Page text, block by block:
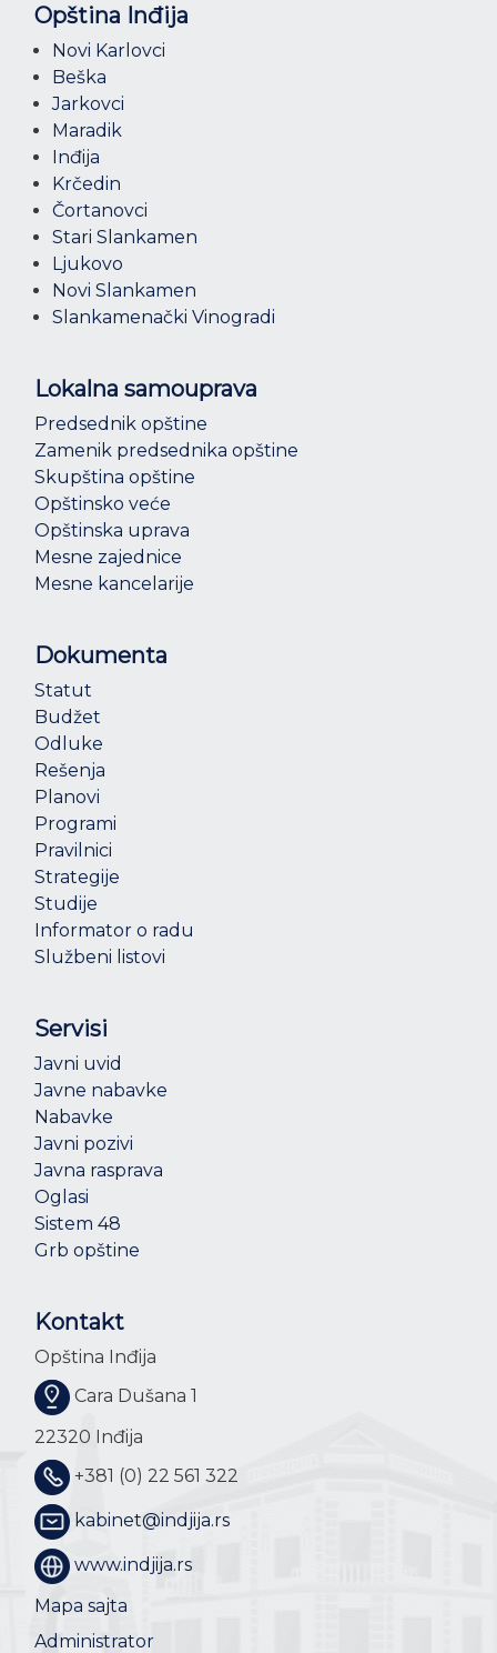
Opština Inđija
Novi Karlovci
Beška
Jarkovci
Maradik
Inđija
Krčedin
Čortanovci
Stari Slankamen
Ljukovo
Novi Slankamen
Slankamenački Vinogradi
Lokalna samouprava
Predsednik opštine
Zamenik predsednika opštine
Skupština opštine
Opštinsko veće
Opštinska uprava
Mesne zajednice
Mesne kancelarije
Dokumenta
Statut
Budžet
Odluke
Rešenja
Planovi
Programi
Pravilnici
Strategije
Studije
Informator o radu
Službeni listovi
Servisi
Javni uvid
Javne nabavke
Nabavke
Javni pozivi
Javna rasprava
Oglasi
Sistem 48
Grb opštine
Kontakt
Opština Inđija
Cara Dušana 1
22320 Inđija
+381 (0) 22 561 322
kabinet@indjija.rs
www.indjija.rs
Mapa sajta
Administrator